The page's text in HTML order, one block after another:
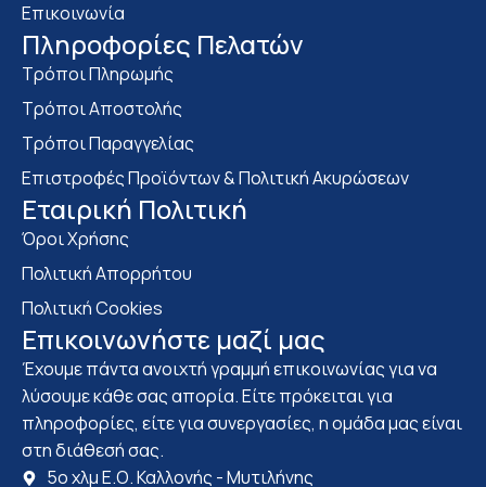
Επικοινωνία
Πληροφορίες Πελατών
Τρόποι Πληρωμής
Τρόποι Αποστολής
Τρόποι Παραγγελίας
Επιστροφές Προϊόντων & Πολιτική Ακυρώσεων
Eταιρική Πολιτική
Όροι Χρήσης
Πολιτική Απορρήτου
Πολιτική Cookies
Επικοινωνήστε μαζί μας
Έχουμε πάντα ανοιχτή γραμμή επικοινωνίας για να
λύσουμε κάθε σας απορία. Είτε πρόκειται για
πληροφορίες, είτε για συνεργασίες, η ομάδα μας είναι
στη διάθεσή σας.
5ο χλμ Ε.Ο. Καλλονής - Μυτιλήνης